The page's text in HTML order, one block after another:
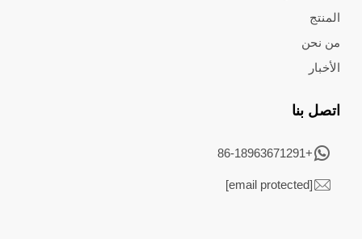
المنتج
من نحن
الأخبار
اتصل بنا
+86-18963671291
[email protected]